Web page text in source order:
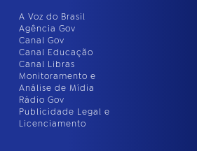
A Voz do Brasil
Agência Gov
Canal Gov
Canal Educação
Canal Libras
Monitoramento e
Análise de Mídia
Rádio Gov
Publicidade Legal e
Licenciamento